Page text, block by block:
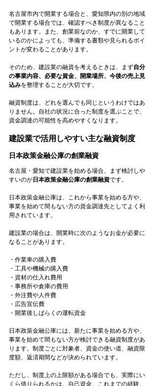
名古屋市内で開業する場合と、愛知県内の別の地域
で開業する場合では、確認すべき制度が異なること
もあります。また、創業前なのか、すでに開業して
いるのかによっても、準備する書類や見られるポイ
ントが変わることがあります。
そのため、建設業の融資を考えるときは、まず自分
の事業内容、必要な資金、開業場所、今後の売上見
込みを整理することが大切です。
融資制度は、どれを選んでも同じというわけではあ
りません。自社の状況に合った制度を選ぶことで、
資金調達の可能性を高めやすくなります。
建設業で活用しやすい主な融資制度
日本政策金融公庫の創業融資
名古屋・愛知で建設業を始める場合、まず検討しや
すいのが日本政策金融公庫の創業融資です。
日本政策金融公庫は、これから事業を始める方や、
事業を始めて間もない方の資金調達先としてよく利
用されています。
建設業の場合は、開業時に次のようなお金が必要に
なることがあります。
・作業車の購入費
・工具や機械の購入費
・資材の仕入れ費用
・事務所や倉庫の費用
・外注費や人件費
・広告宣伝費
・開業後しばらくの運転資金
日本政策金融公庫には、新たに事業を始める方や、
事業を始めて間もない方が検討できる融資制度があ
ります。制度ごとに対象者、資金の使い道、融資限
度額、返済期間などが決められています。
ただし、制度上の上限額がある場合でも、実際にい
くら借りられるかは、自己資金、これまでの経験、